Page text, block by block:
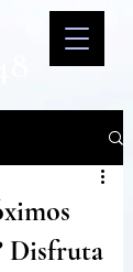
Disfruta